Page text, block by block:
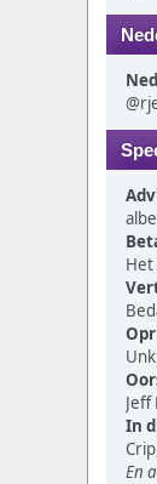
Het
Jeff
In
En